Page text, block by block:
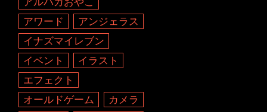
アワード
アンジェラス
イナズマイレブン
イベント
イラスト
エフェクト
オールドゲーム
カメラ